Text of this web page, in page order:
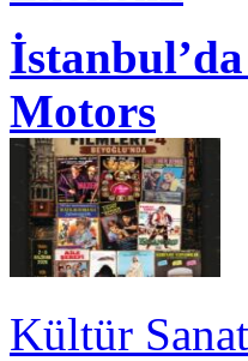
Motors
Kültür Sanat